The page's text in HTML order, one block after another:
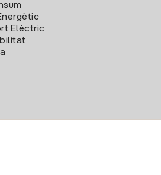
Elèctric